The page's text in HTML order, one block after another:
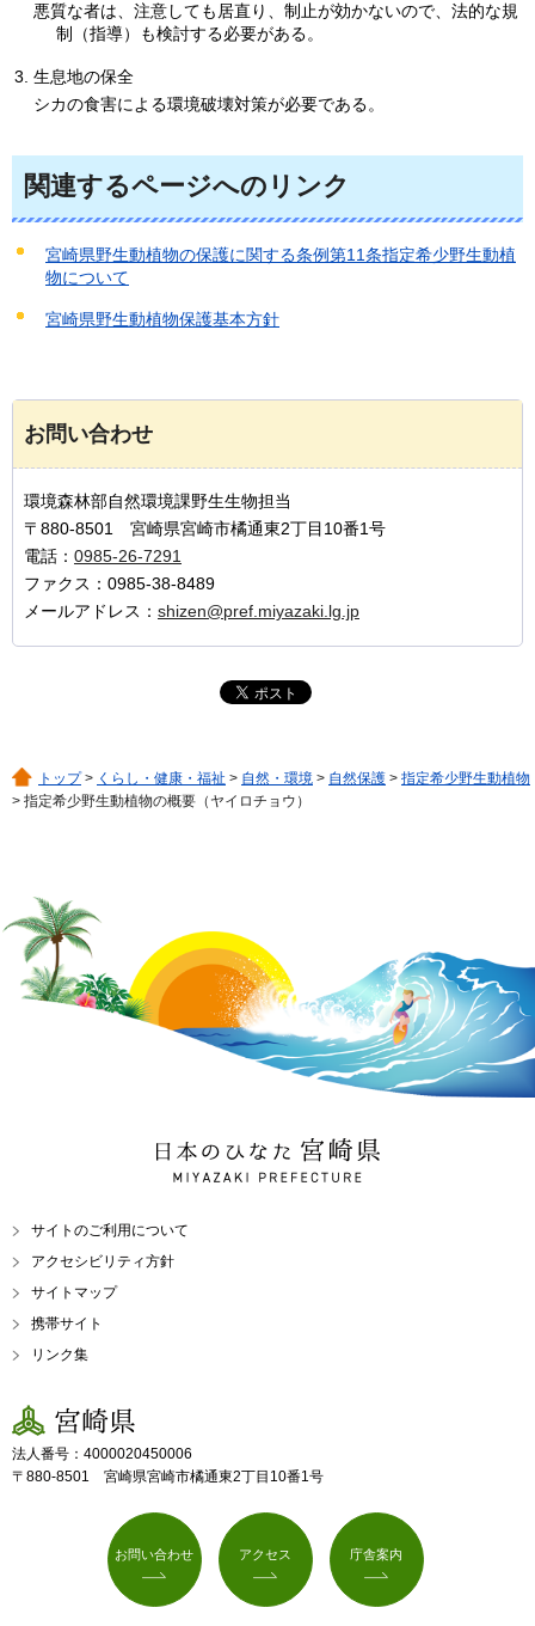
悪質な者は、注意しても居直り、制止が効かないので、法的な規
制（指導）も検討する必要がある。
生息地の保全
シカの食害による環境破壊対策が必要である。
関連するページへのリンク
宮崎県野生動植物の保護に関する条例第11条指定希少野生動植
物について
宮崎県野生動植物保護基本方針
お問い合わせ
環境森林部自然環境課野生生物担当
〒880-8501 宮崎県宮崎市橘通東2丁目10番1号
電話： 0985-26-7291
ファクス：0985-38-8489
メールアドレス： shizen@pref.miyazaki.lg.jp
トップ> くらし・健康・福祉 > 自然・環境 > 自然保護 > 指定希少野生動植物
> 指定希少野生動植物の概要（ヤイロチョウ）
日本のひなた 宮崎県
MIYAZAKI PREFECTURE
サイトのご利用について
アクセシビリティ方針
サイトマップ
携帯サイト
リンク集
宮崎県
法人番号：4000020450006
〒880-8501 宮崎県宮崎市橘通東2丁目10番1号
お問い合わせ アクセス 庁舎案内